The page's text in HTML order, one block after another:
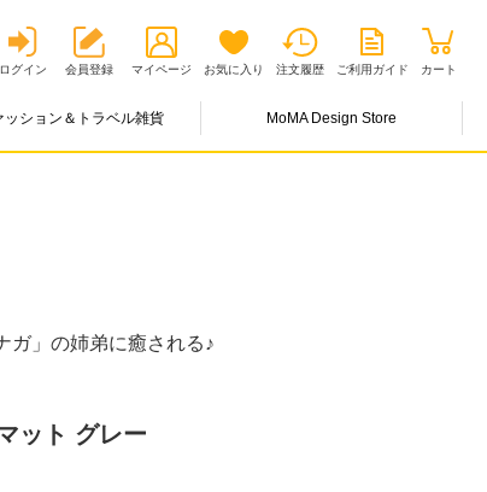
ログイン 会員登録 マイページ お気に入り 注文履歴 ご利用ガイド カート
ッション＆トラベル雑貨 MoMA Design Store
ガ」の姉弟に癒される♪
ット グレー